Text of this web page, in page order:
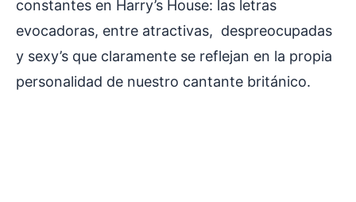
constantes en Harry’s House: las letras
evocadoras, entre atractivas, despreocupadas
y sexy’s que claramente se reflejan en la propia
personalidad de nuestro cantante británico.